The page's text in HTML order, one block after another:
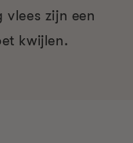
vlees zijn een
kwijlen.